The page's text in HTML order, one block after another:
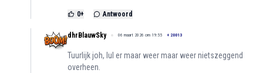
0+ Antwoord
dhrBlauwSky 06 maart 2026 om 19:55 + 20013
Tuurlijk joh, lul er maar weer maar weer nietszeggend
overheen.